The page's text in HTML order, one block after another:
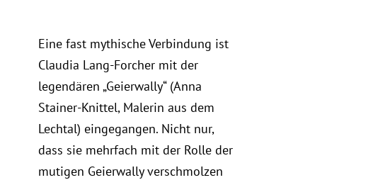
Eine fast mythische Verbindung ist
Claudia Lang-Forcher mit der
legendären „Geierwally“ (Anna
Stainer-Knittel, Malerin aus dem
Lechtal) eingegangen. Nicht nur,
dass sie mehrfach mit der Rolle der
mutigen Geierwally verschmolzen